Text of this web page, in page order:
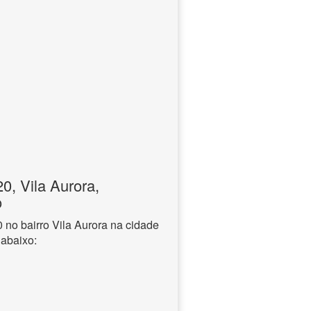
Vila Aurora,
bairro Vila Aurora na cidade